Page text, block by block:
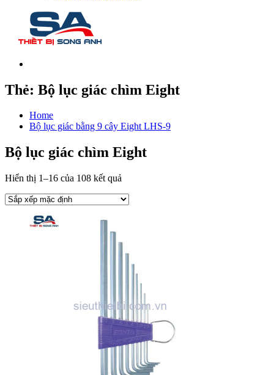
Thẻ: Bộ lục giác chìm Eight
Home
Bộ lục giác bằng 9 cây Eight LHS-9
Bộ lục giác chìm Eight
Hiển thị 1–16 của 108 kết quả